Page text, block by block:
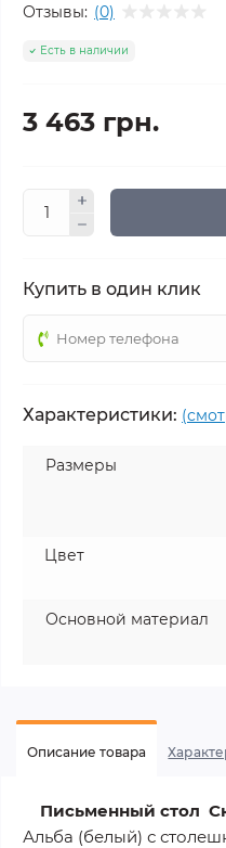
Отзывы: (0)
Есть в наличии
3 463 грн.
Купить в один клик
Характеристики:
Размеры
Цвет
Основной материал
Описание товара
Письменный стол
Альба (белый) с